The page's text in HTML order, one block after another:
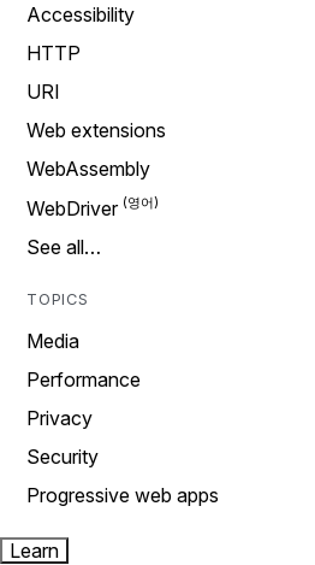
Accessibility
HTTP
URI
Web extensions
WebAssembly
WebDriver
See all…
TOPICS
Media
Performance
Privacy
Security
Progressive web apps
Learn